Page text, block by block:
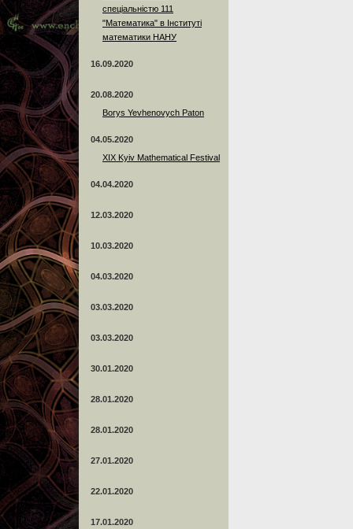
спеціальністю 111
"Математика" в Інституті
математики НАНУ
16.09.2020
20.08.2020
Borys Yevhenovych Paton
04.05.2020
XIX Kyiv Mathematical Festival
04.04.2020
12.03.2020
10.03.2020
04.03.2020
03.03.2020
03.03.2020
30.01.2020
28.01.2020
28.01.2020
27.01.2020
22.01.2020
17.01.2020